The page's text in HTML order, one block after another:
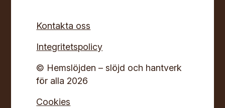
Kontakta oss
Integritetspolicy
© Hemslöjden – slöjd och hantverk
för alla 2026
Cookies